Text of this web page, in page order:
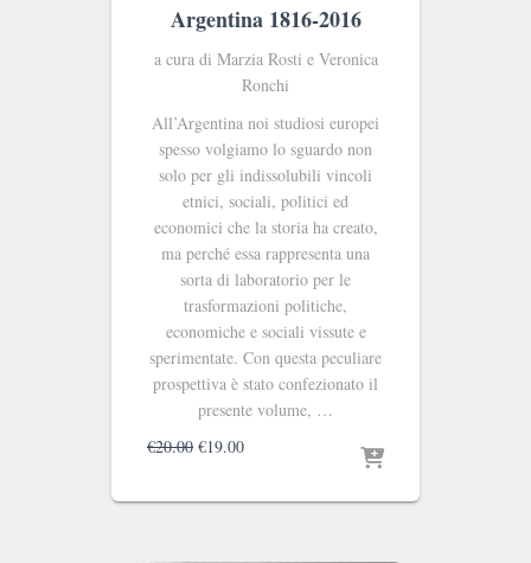
Argentina 1816-2016
a cura di Marzia Rosti e Veronica
Ronchi
All’Argentina noi studiosi europei
spesso volgiamo lo sguardo non
solo per gli indissolubili vincoli
etnici, sociali, politici ed
economici che la storia ha creato,
ma perché essa rappresenta una
sorta di laboratorio per le
trasformazioni politiche,
economiche e sociali vissute e
sperimentate. Con questa peculiare
prospettiva è stato confezionato il
presente volume, …
€20.00 Il
€19.00Il